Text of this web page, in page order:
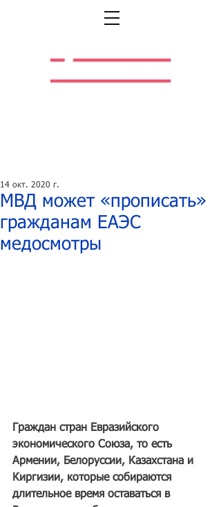
МВД может «прописать»
гражданам ЕАЭС
медосмотры
14 окт. 2020 г.
Граждан стран Евразийского
экономического Союза, то есть
Армении, Белоруссии, Казахстана и
Киргизии, которые собираются
длительное время оставаться в